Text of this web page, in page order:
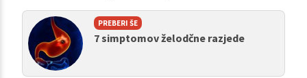
PREBERI ŠE
7 simptomov želodčne razjede